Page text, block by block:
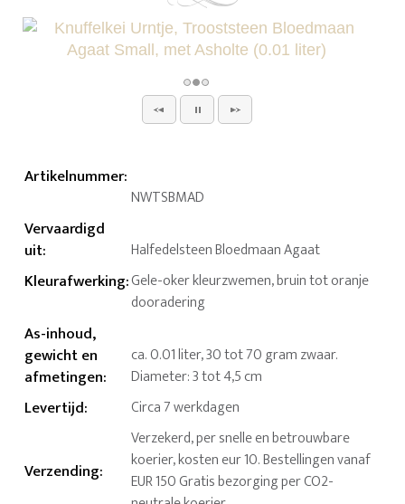
Artikelnummer:
NWTSBMAD
Vervaardigd
uit: Halfedelsteen Bloedmaan Agaat
Kleurafwerking:Gele-oker kleurzwemen, bruin tot oranje
dooradering
As-inhoud,
gewicht en
afmetingen:
ca. 0.01 liter, 30 tot 70 gram zwaar.
Diameter: 3 tot 4,5 cm
Levertijd: Circa 7 werkdagen
Verzending:
Verzekerd, per snelle en betrouwbare
koerier, kosten eur 10. Bestellingen vanaf
EUR 150 Gratis bezorging per CO2-